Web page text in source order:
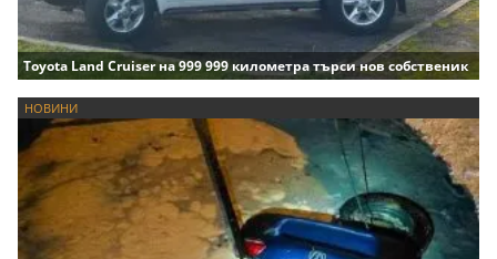
Toyota Land Cruiser на 999 999 километра търси нов собственик
НОВИНИ